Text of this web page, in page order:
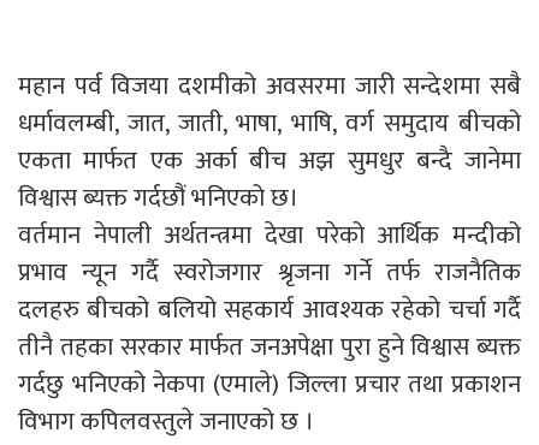
महान पर्व विजया दशमीको अवसरमा जारी सन्देशमा सबै
धर्मावलम्बी, जात, जाती, भाषा, भाषि, वर्ग समुदाय बीचको
एकता मार्फत एक अर्का बीच अझ सुमधुर बन्दै जानेमा
विश्वास ब्यक्त गर्दछौं भनिएको छ।
वर्तमान नेपाली अर्थतन्त्रमा देखा परेको आर्थिक मन्दीको
प्रभाव न्यून गर्दै स्वरोजगार श्रृजना गर्ने तर्फ राजनैतिक
दलहरु बीचको बलियो सहकार्य आवश्यक रहेको चर्चा गर्दै
तीनै तहका सरकार मार्फत जनअपेक्षा पुरा हुने विश्वास ब्यक्त
गर्दछु भनिएको नेकपा (एमाले) जिल्ला प्रचार तथा प्रकाशन
विभाग कपिलवस्तुले जनाएको छ ।